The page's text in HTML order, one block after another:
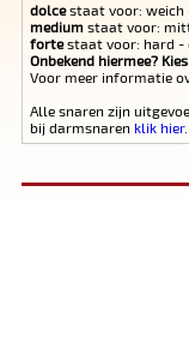
dolcestaat voor:
medium staat voor:
fortestaat voor: hard -
Onbekend hiermee?
Voor meer informatie
Alle snaren zijn
bij darmsnaren klik hier.